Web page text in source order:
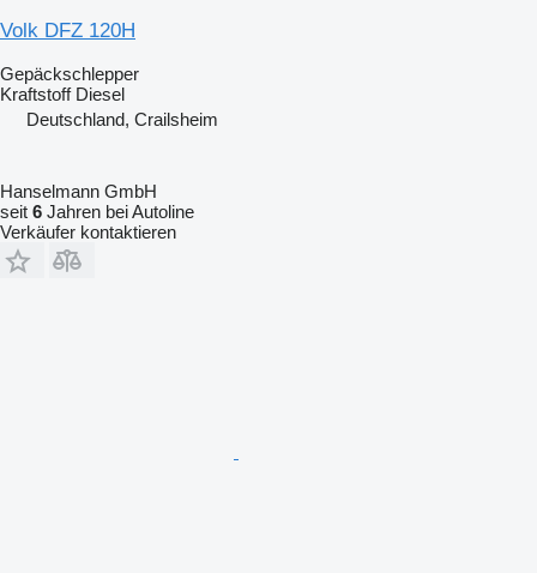
Volk DFZ 120H
Gepäckschlepper
Kraftstoff Diesel
Deutschland, Crailsheim
Hanselmann GmbH
seit 6 Jahren bei Autoline
Verkäufer kontaktieren